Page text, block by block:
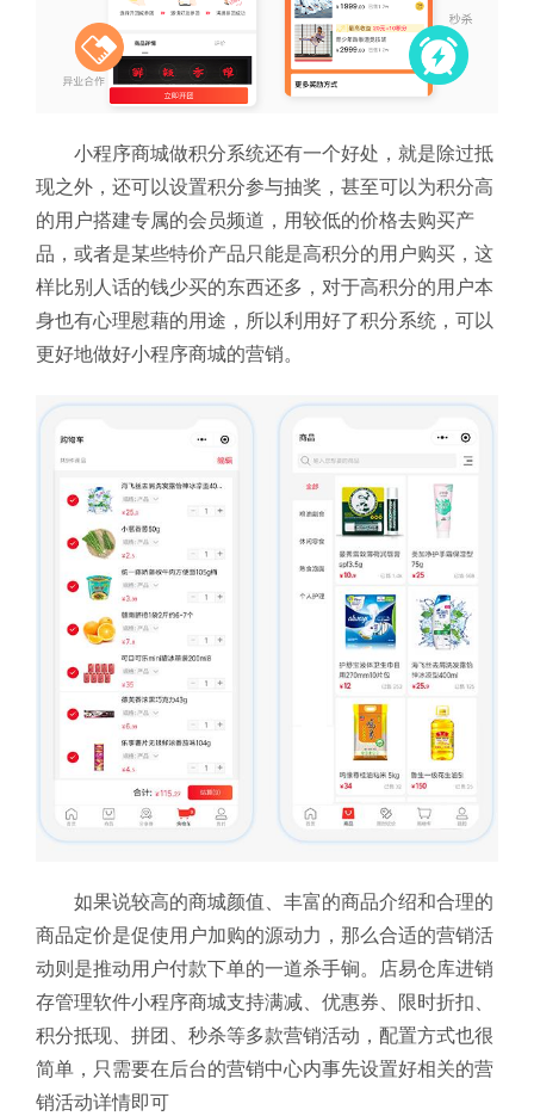
小程序商城做积分系统还有一个好处，就是除过抵
现之外，还可以设置积分参与抽奖，甚至可以为积分高
的用户搭建专属的会员频道，用较低的价格去购买产
品，或者是某些特价产品只能是高积分的用户购买，这
样比别人话的钱少买的东西还多，对于高积分的用户本
身也有心理慰藉的用途，所以利用好了积分系统，可以
更好地做好小程序商城的营销。
如果说较高的商城颜值、丰富的商品介绍和合理的
商品定价是促使用户加购的源动力，那么合适的营销活
动则是推动用户付款下单的一道杀手锏。店易仓库进销
存管理软件小程序商城支持满减、优惠券、限时折扣、
积分抵现、拼团、秒杀等多款营销活动，配置方式也很
简单，只需要在后台的营销中心内事先设置好相关的营
销活动详情即可